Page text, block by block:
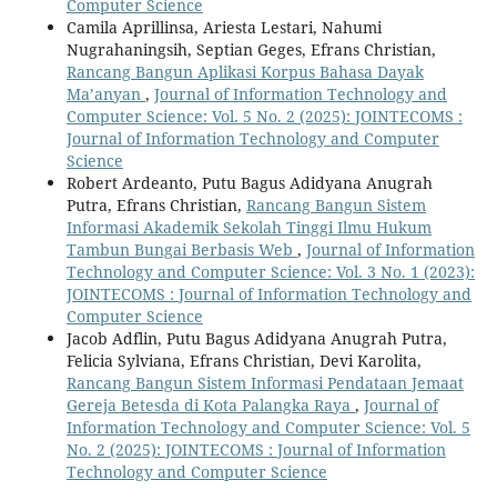
Computer Science
Camila Aprillinsa, Ariesta Lestari, Nahumi
Nugrahaningsih, Septian Geges, Efrans Christian,
Rancang Bangun Aplikasi Korpus Bahasa Dayak
Ma’anyan , Journal of Information Technology and
Computer Science: Vol. 5 No. 2 (2025): JOINTECOMS :
Journal of Information Technology and Computer
Science
Robert Ardeanto, Putu Bagus Adidyana Anugrah
Putra, Efrans Christian, Rancang Bangun Sistem
Informasi Akademik Sekolah Tinggi Ilmu Hukum
Tambun Bungai Berbasis Web , Journal of Information
Technology and Computer Science: Vol. 3 No. 1 (2023):
JOINTECOMS : Journal of Information Technology and
Computer Science
Jacob Adflin, Putu Bagus Adidyana Anugrah Putra,
Felicia Sylviana, Efrans Christian, Devi Karolita,
Rancang Bangun Sistem Informasi Pendataan Jemaat
Gereja Betesda di Kota Palangka Raya , Journal of
Information Technology and Computer Science: Vol. 5
No. 2 (2025): JOINTECOMS : Journal of Information
Technology and Computer Science